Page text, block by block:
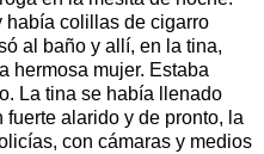
había colillas de cigarro
al baño y allí, en la tina,
hermosa mujer. Estaba
La tina se había llenado
alarido y de pronto, la
con cámaras y medios